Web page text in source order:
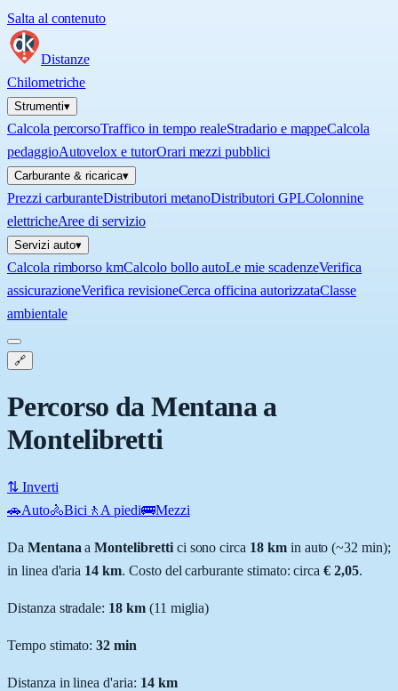
Salta al contenuto
Distanze
Chilometriche
Strumenti▾
Calcola percorsoTraffico in tempo realeStradario e mappeCalcola
pedaggioAutovelox e tutorOrari mezzi pubblici
Carburante & ricarica▾
Prezzi carburanteDistributori metanoDistributori GPLColonnine
elettricheAree di servizio
Servizi auto▾
Calcola rimborso kmCalcolo bollo autoLe mie scadenzeVerifica
assicurazioneVerifica revisioneCerca officina autorizzataClasse
ambientale
🔗
Percorso da Mentana a
Montelibretti
⇅ Inverti
🚗Auto🚴Bici 🚶 A piedi🚌Mezzi
Da Mentana aMontelibrettici sono circa 18kmin auto (~32 min);
in linea d'aria 14 km. Costo del carburante stimato: circa € 2,05.
Distanza stradale: 18 km (11 miglia)
Tempo stimato:32 min
Distanza in linea d'aria: 14km